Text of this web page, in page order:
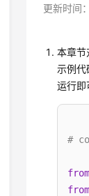
更新时间：
本章节
示例
运行即
#
from
from